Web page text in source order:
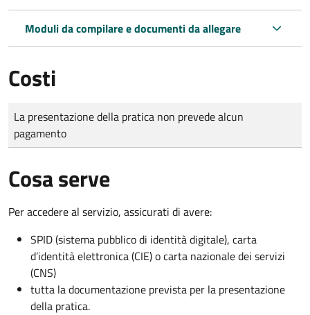
Moduli da compilare e documenti da allegare
Costi
Tipo di pagamento
Importo
La presentazione della pratica non prevede alcun
pagamento
Cosa serve
Per accedere al servizio, assicurati di avere:
SPID (sistema pubblico di identità digitale), carta
d’identità elettronica (CIE) o carta nazionale dei servizi
(CNS)
tutta la documentazione prevista per la presentazione
della pratica.